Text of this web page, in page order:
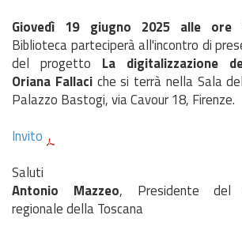
Giovedì 19 giugno 2025 alle ore
Biblioteca parteciperà all'incontro di
del progetto La digitalizzazione
Oriana Fallaciche si terrà nella Sala
Palazzo Bastogi, via Cavour 18, Firenze.
Invito
Saluti
Antonio Mazzeo, Presidente del
regionale della Toscana